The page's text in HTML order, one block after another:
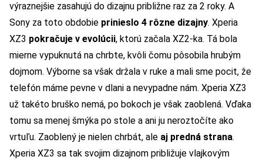
výraznejšie zasahujú do dizajnu približne raz za 2 roky. A
Sony za toto obdobie prinieslo 4 rôzne dizajny. Xperia
XZ3 pokračuje v evolúcii, ktorú začala XZ2-ka. Tá bola
mierne vypuknutá na chrbte, kvôli čomu pôsobila hrubým
dojmom. Výborne sa však držala v ruke a mali sme pocit, že
telefón máme pevne v dlani a nevypadne nám. Xperia XZ3
už takéto bruško nemá, po bokoch je však zaoblená. Vďaka
tomu sa menej šmýka po stole a ani ju neroztočíte ako
vrtuľu. Zaoblený je nielen chrbát, ale aj predná strana.
Xperia XZ3 sa tak svojim dizajnom približuje vlajkovým